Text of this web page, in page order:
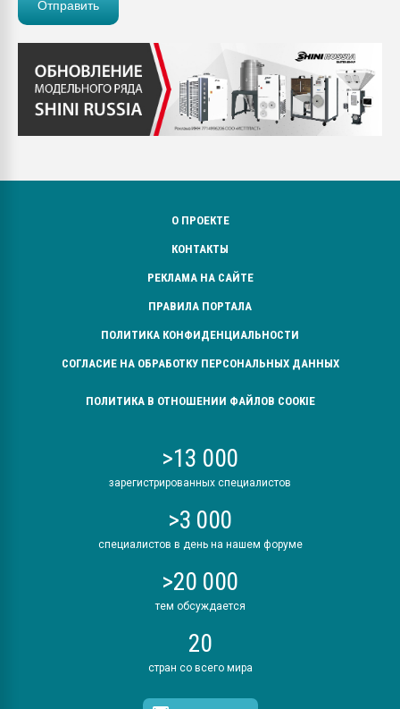
О ПРОЕКТЕ
КОНТАКТЫ
РЕКЛАМА НА САЙТЕ
ПРАВИЛА ПОРТАЛА
ПОЛИТИКА КОНФИДЕНЦИАЛЬНОСТИ
СОГЛАСИЕ НА ОБРАБОТКУ ПЕРСОНАЛЬНЫХ ДАННЫХ
ПОЛИТИКА В ОТНОШЕНИИ ФАЙЛОВ COOKIE
>13 000
зарегистрированных специалистов
>3 000
специалистов в день на нашем форуме
>20 000
тем обсуждается
20
стран со всего мира